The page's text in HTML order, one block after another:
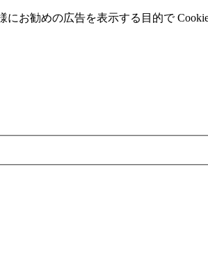
お勧めの広告を表⽰する⽬的で